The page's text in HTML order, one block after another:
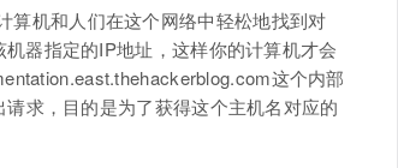
算机和人们在这个网络中轻松地找到对
器指定的IP地址，这样你的计算机才会
这个内部
求，目的是为了获得这个主机名对应的